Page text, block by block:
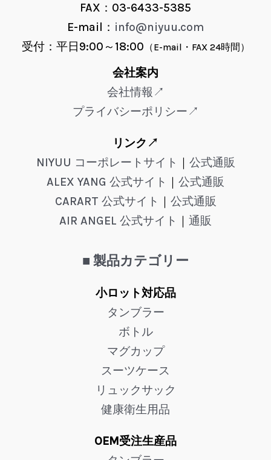
FAX：03-6433-5385
E-mail： info@niyuu.com
受付：平日9:00～18:00 （E-mail・FAX 24時間）
会社案内
会社情報↗
プライバシーポリシー↗
リンク↗
NIYUU コーポレートサイト ｜ 公式通販
ALEX YANG 公式サイト ｜ 公式通販
CARART 公式サイト ｜ 公式通販
AIR ANGEL 公式サイト ｜ 通販
■ 製品カテゴリー
小ロット対応品
タンブラー
ボトル
マグカップ
スーツケース
リュックサック
健康衛生用品
OEM受注生産品